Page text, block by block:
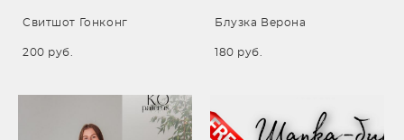
Свитшот Гонконг
200 pуб.
Блузка Верона
180 pуб.